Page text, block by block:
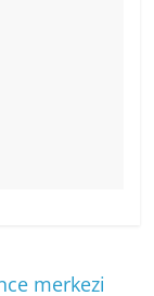
merkezi